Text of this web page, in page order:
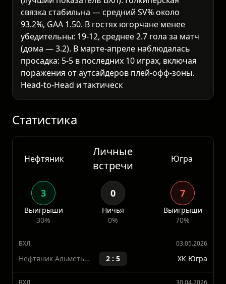
связка стабильна — средний SV% около
93.2%, GAA 1.50. В гостях югорчане менее
убедительны: 19-12, среднее 2.7 гола за матч
(дома — 3.2). В марте-апреле наблюдалась
просадка: 5-5 в последних 10 играх, включая
поражения от аутсайдеров плей-офф-зоны.
Head-to-Head и тактический разбор
В регулярном сезоне команды провели 4
(включая обе домашние — 4:2 и 5:3). Юг
Статистика
Нефтяник
Личные
встречи
Югра
Выигрыши
30%
0%
Выигрыши
70%
ВХЛ 03.05.2026